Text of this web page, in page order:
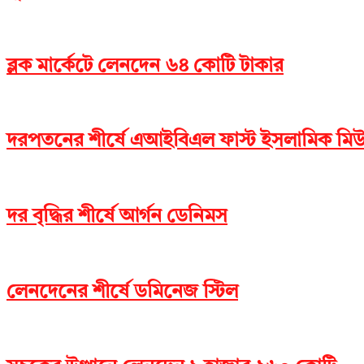
ব্লক মার্কেটে লেনদেন ৬৪ কোটি টাকার
দরপতনের শীর্ষে এআইবিএল ফাস্ট ইসলামিক
দর বৃদ্ধির শীর্ষে আর্গন ডেনিমস
লেনদেনের শীর্ষে ডমিনেজ স্টিল